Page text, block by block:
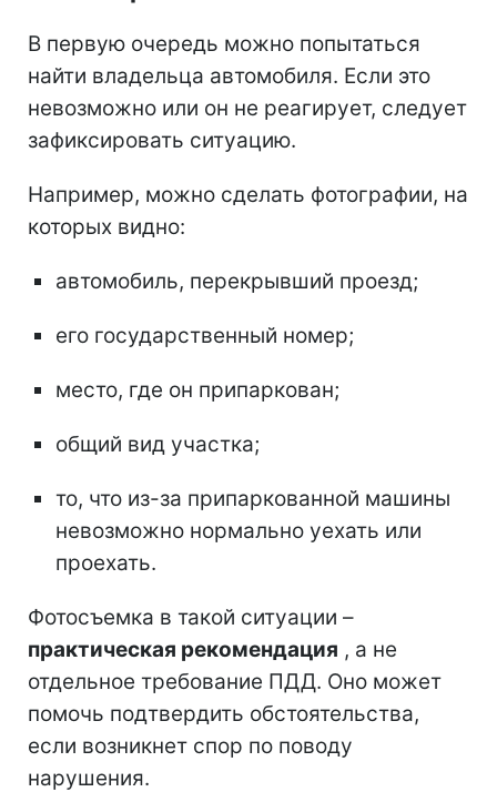
В первую очередь можно попытаться
найти владельца автомобиля. Если это
невозможно или он не реагирует, следует
зафиксировать ситуацию.
Например, можно сделать фотографии, на
которых видно:
автомобиль, перекрывший проезд;
его государственный номер;
место, где он припаркован;
общий вид участка;
то, что из-за припаркованной машины
невозможно нормально уехать или
проехать.
Фотосъемка в такой ситуации –
практическая рекомендация , а не
отдельное требование ПДД. Оно может
помочь подтвердить обстоятельства,
если возникнет спор по поводу
нарушения.